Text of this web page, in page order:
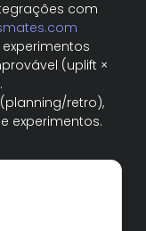
com
experimentos
(uplift ×
retro),
experimentos.